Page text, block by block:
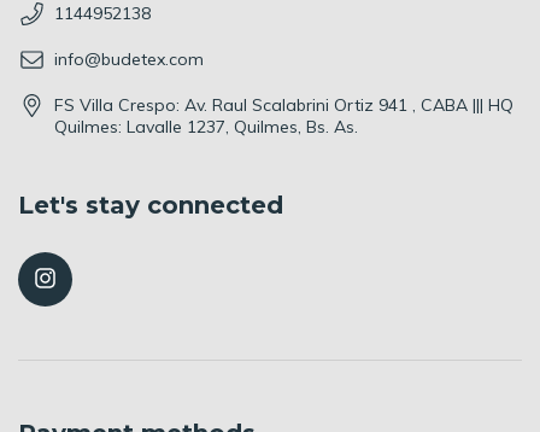
1144952138
info@budetex.com
FS Villa Crespo: Av. Raul Scalabrini Ortiz 941 , CABA ||| HQ
Quilmes: Lavalle 1237, Quilmes, Bs. As.
Let's stay connected